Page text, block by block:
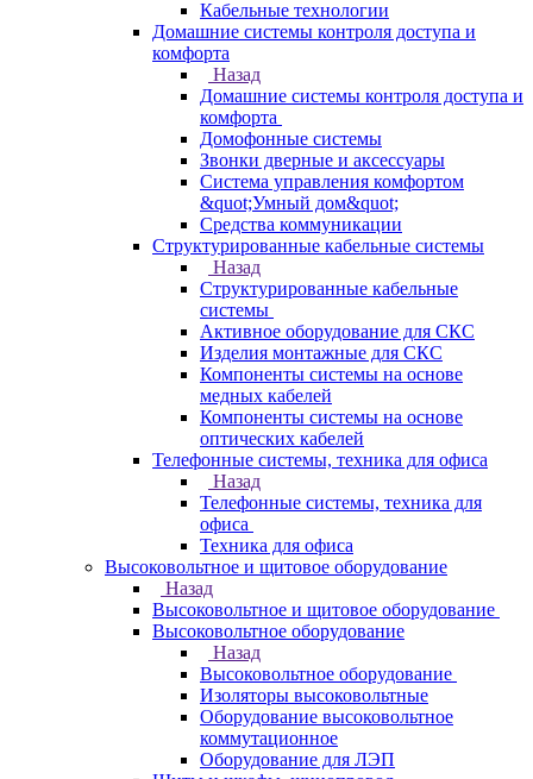
Кабельные технологии
Домашние системы контроля доступа и
комфорта
Назад
Домашние системы контроля доступа и
комфорта
Домофонные системы
Звонки дверные и аксессуары
Система управления комфортом
&quot;Умный дом&quot;
Средства коммуникации
Структурированные кабельные системы
Назад
Структурированные кабельные
системы
Активное оборудование для СКС
Изделия монтажные для СКС
Компоненты системы на основе
медных кабелей
Компоненты системы на основе
оптических кабелей
Телефонные системы, техника для офиса
Назад
Телефонные системы, техника для
офиса
Техника для офиса
Высоковольтное и щитовое оборудование
Назад
Высоковольтное и щитовое оборудование
Высоковольтное оборудование
Назад
Высоковольтное оборудование
Изоляторы высоковольтные
Оборудование высоковольтное
коммутационное
Оборудование для ЛЭП